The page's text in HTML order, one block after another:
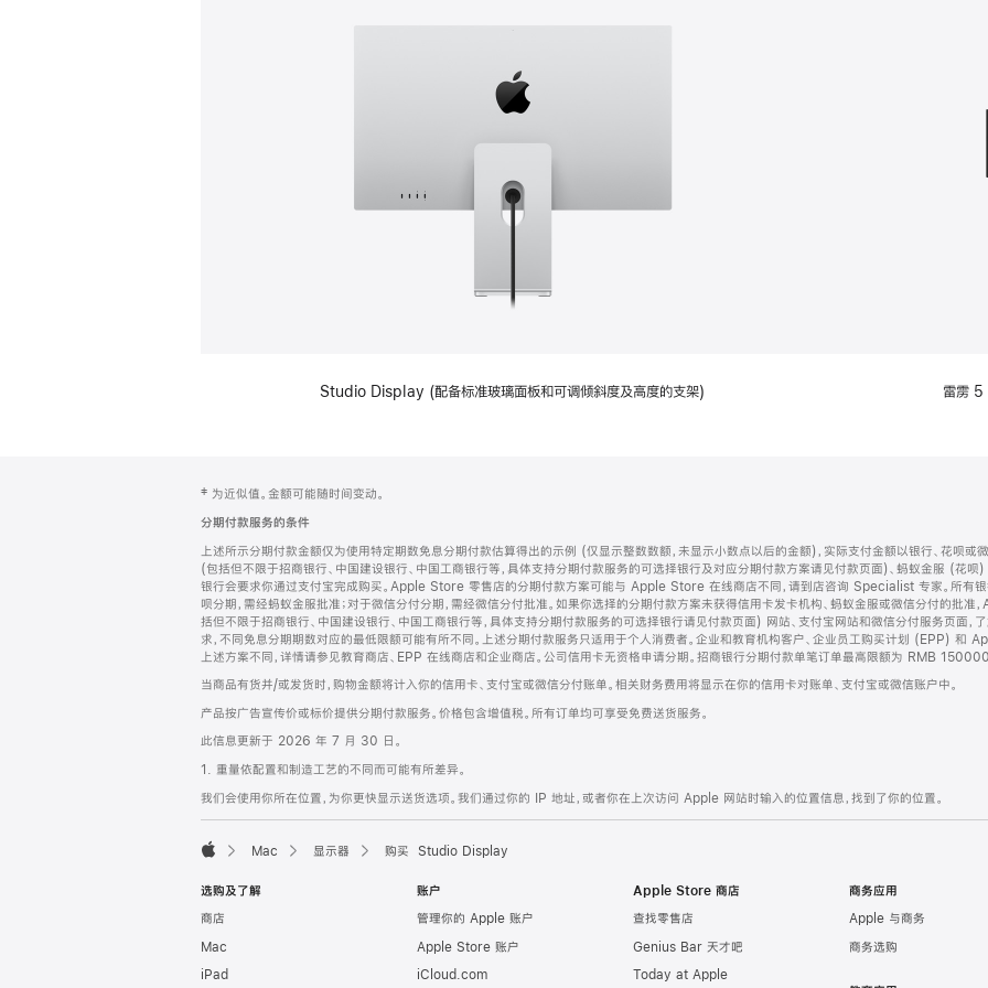
Studio Display (配备标准玻璃面板和可调倾斜度及高度的支架) 雷雳
页
脚
注
‡ 为近似值。金额可能随时间变动。
分期付款服务的条件
上述所示分期付款金额仅为使用特定期数免息分期付款估算得出的示例 (仅显示整数数额，未显示小数点以后的金额)，实际支付金额以银行、花呗或
(包括但不限于招商银行、中国建设银行、中国工商银行等，具体支持分期付款服务的可选择银行及对应分期付款方案请见付款页面)、蚂蚁金服 (花
银行会要求你通过支付宝完成购买。Apple Store 零售店的分期付款方案可能与 Apple Store 在线商店不同，请到店咨询 Specialist 专家。所有银
呗分期，需经蚂蚁金服批准；对于微信分付分期，需经微信分付批准。如果你选择的分期付款方案未获得信用卡发卡机构、蚂蚁金服或微信分付的批
括但不限于招商银行、中国建设银行、中国工商银行等，具体支持分期付款服务的可选择银行请见付款页面) 网站、支付宝网站和微信分付服务页面，
求，不同免息分期期数对应的最低限额可能有所不同。上述分期付款服务只适用于个人消费者。企业和教育机构客户、企业员工购买计划 (EPP)
上述方案不同，详情请参见教育商店、EPP 在线商店和企业商店。公司信用卡无资格申请分期。招商银行分期付款单笔订单最高限额为 RMB 150000
当商品有货并/或发货时，购物金额将计入你的信用卡、支付宝或微信分付账单。相关财务费用将显示在你的信用卡对账单、支付宝或微信账户中。
产品按广告宣传价或标价提供分期付款服务。价格包含增值税。所有订单均可享受免费送货服务。
此信息更新于 2026 年 7 月 30 日。
1. 重量依配置和制造工艺的不同而可能有所差异。
我们会使用你所在位置，为你更快显示送货选项。我们通过你的 IP 地址，或者你在上次访问 Apple 网站时输入的位置信息，找到了你的位置。
Mac 显示器 购买 Studio Display
选购及了解
商店
Mac
iPad
账户
管理你的 Apple 账户
Apple Store 账户
iCloud.com
Apple Store 商店
查找零售店
Genius Bar 天才吧
Today at Apple
商务应用
Apple 与商务
商务选购